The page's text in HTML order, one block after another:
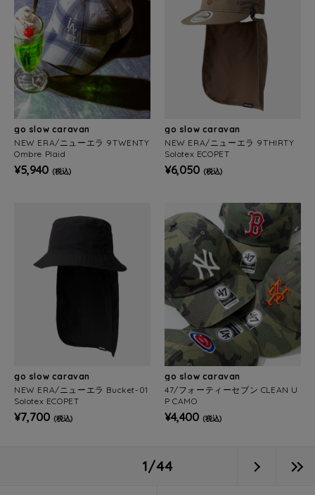
go slow caravan
NEW ERA/ニューエラ 9TWENTY
Ombre Plaid
¥5,940 (税込)
go slow caravan
NEW ERA/ニューエラ 9THIRTY
Solotex ECOPET
¥6,050 (税込)
go slow caravan
NEW ERA/ニューエラ Bucket-01
Solotex ECOPET
¥7,700 (税込)
go slow caravan
47/フォーティーセブン CLEAN U
P CAMO
¥4,400 (税込)
1/44